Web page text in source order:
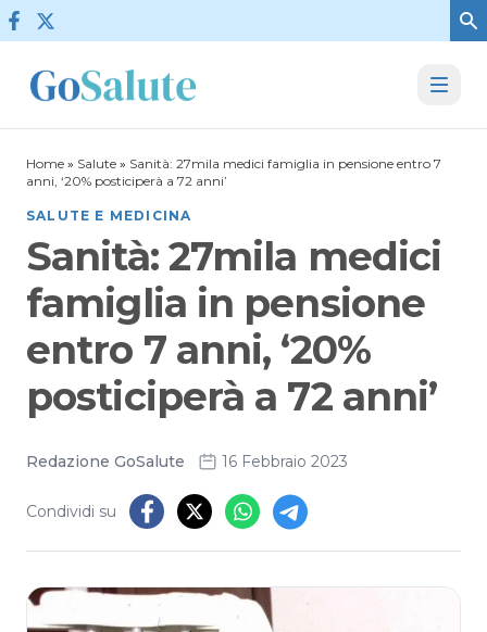
Vai al contenuto
Home » Salute » Sanità: 27mila medici famiglia in pensione entro 7
anni, ‘20% posticiperà a 72 anni’
SALUTE E MEDICINA
Sanità: 27mila medici
famiglia in pensione
entro 7 anni, ‘20%
posticiperà a 72 anni’
Redazione GoSalute 16 Febbraio 2023
Condividi su